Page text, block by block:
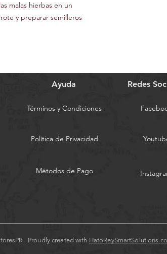
malas hierbas en un
y preparar semilleros
Ayuda
Términos y Condiciones
Política de Privacidad
Métodos de Pago
Redes
Proudly created with